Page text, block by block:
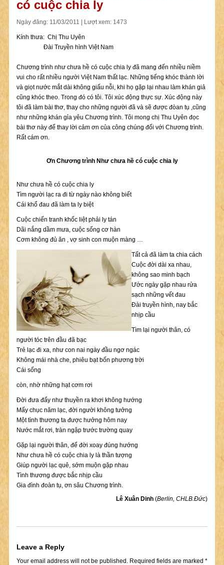
có cuộc chia ly
Ngày đăng: 11/03/2011 | Lượt xem: 1473
Kính thưa: Chị Thu Uyên
Đài Truyền hình Việt Nam
Chương trình như chưa hề có cuộc chia ly đã mang đến nhiều niềm
vui cho rất nhiều người Việt Nam thất lạc. Những tiếng khóc thành lời
và giọt nước mắt dài không giấu nỗi, khi họ gặp lại nhau làm khán giả
cũng khóc theo. Trong đó có tôi. Tôi xúc động thực sự. Xúc động này
tôi đã làm bài thơ, thay cho những người đã và sẽ được đòan tụ ,cũng
như những khán gỉa yêu Chương trình. Tôi mong chị Thu Uyên đọc
bài thơ này để thay lời cảm ơn của công chúng đối với Chương trình.
Rất cám ơn.
Ơn Chương trình Như chưa hề có cuộc chia ly
Như chưa hề có cuộc chia ly
Tìm người lạc ra đi từ ngày nào không biết
Cái khổ đau đã làm ta ly biệt
Cuộc chiến tranh khốc liệt phải ly tán
Dãi nắng dầm mưa, cuộc sống cơ hàn
Cơm không đủ ăn , vợ sinh con muộn màng …
Tất cả đã làm ta chia cách
Cuộc đời dài xa nhau,
không sao minh bạch
Ước ngày gặp nhau rửa
sạch những vết đau
Đài truyền hình, nay bắc
nhịp cầu
Tìm lại người thân, có
người tóc trên đầu đã bạc
Trẻ lạc đi xa, như con nai ngày đầu ngơ ngác
Không mái nhà che, phiêu bạt bốn phương trời
Cái sống
còn, nhờ những hạt cơm rơi
Đời đưa đẩy như thuyền ra khơi không hướng
Mấy chục năm lạc, đời người không tưởng
Một tình thương ta được hưởng hôm nay
Nước mắt rơi, tràn ngập trước trường quay
Gặp lại người thân, để đời xoay đúng hướng
Như chưa hề có cuộc chia ly là thần tượng
Giúp người lạc quê, sớm muộn gặp nhau
Tình thương được bắc nhịp cầu
Gia đình đoàn tụ, ơn sâu Chương trình.
Lê Xuân Dinh (Berlin, CHLB.Đức)
Leave a Reply
Your email address will not be published.Required fields are marked *